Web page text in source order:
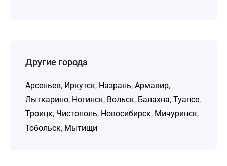
Другие города
Арсеньев, Иркутск, Назрань, Армавир,
Лыткарино, Ногинск, Вольск, Балахна, Туапсе,
Троицк, Чистополь, Новосибирск, Мичуринск,
Тобольск, Мытищи